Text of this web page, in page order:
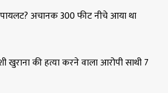
अचानक 300 फीट नीचे आया था
खुराना की हत्या करने वाला आरोपी साथी 7